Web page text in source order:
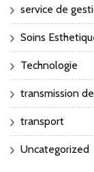
service de
Soins
Technologie
transmission
transport
Uncategorized